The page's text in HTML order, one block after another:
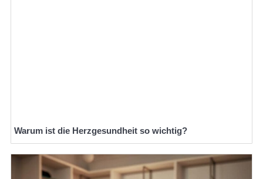
Warum ist die Herzgesundheit so wichtig?